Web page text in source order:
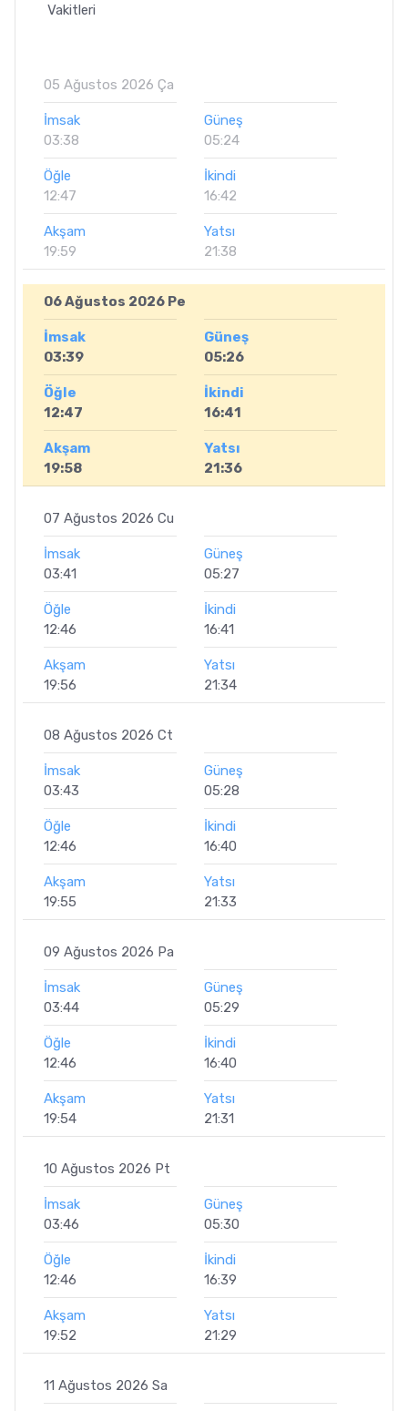
Vakitleri
05 Ağustos 2026 Ça
İmsak
03:38
Güneş
05:24
Öğle
12:47
İkindi
16:42
Akşam
19:59
Yatsı
21:38
06 Ağustos 2026 Pe
İmsak
03:39
Güneş
05:26
Öğle
12:47
İkindi
16:41
Akşam
19:58
Yatsı
21:36
07 Ağustos 2026 Cu
İmsak
03:41
Güneş
05:27
Öğle
12:46
İkindi
16:41
Akşam
19:56
Yatsı
21:34
08 Ağustos 2026 Ct
İmsak
03:43
Güneş
05:28
Öğle
12:46
İkindi
16:40
Akşam
19:55
Yatsı
21:33
09 Ağustos 2026 Pa
İmsak
03:44
Güneş
05:29
Öğle
12:46
İkindi
16:40
Akşam
19:54
Yatsı
21:31
10 Ağustos 2026 Pt
İmsak
03:46
Güneş
05:30
Öğle
12:46
İkindi
16:39
Akşam
19:52
Yatsı
21:29
11 Ağustos 2026 Sa